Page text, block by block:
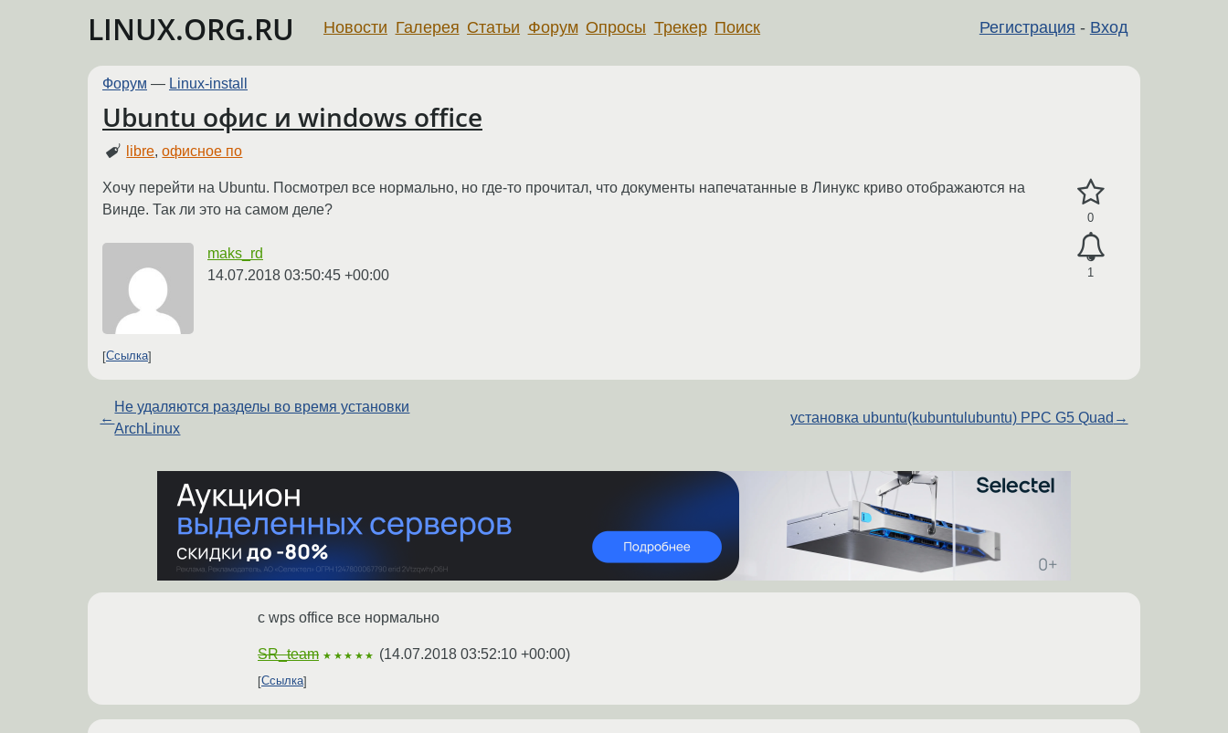
LINUX.ORG.RU Регистрация - Вход
Новости Галерея Статьи Форум Опросы Трекер Поиск
Форум — Linux-install
Ubuntu офис и windows office
libre,офисное по
0
1
Хочу перейти на Ubuntu. Посмотрел все нормально, но где-то прочитал, что документы напечатанные в Линукс криво отображаются на
Винде. Так ли это на самом деле?
maks_rd
14.07.2018 03:50:45 +00:00
Ссылка
←
Не удаляются разделы во время установки
ArchLinux
установка ubuntu(kubuntulubuntu) PPC G5 Quad →
с wps office все нормально
SR_team ★★★★★ (14.07.2018 03:52:10 +00:00)
Ссылка